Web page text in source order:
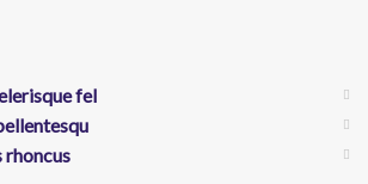
fel
rhoncus